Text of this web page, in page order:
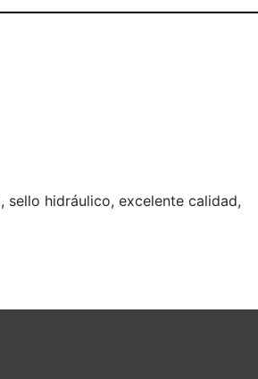
hidráulico, excelente calidad,